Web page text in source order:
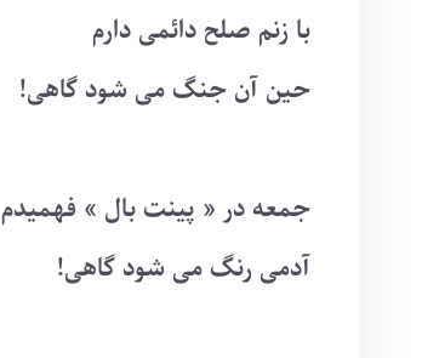
با زنم صلح دائمی دارم
حین آن جنگ می شود گاهی!
جمعه در « پینت بال » فهمیدم
آدمی رنگ می شود گاهی!